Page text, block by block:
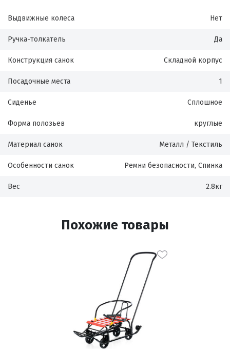
Выдвижные колеса Нет
Ручка-толкатель Да
Конструкция санок Складной корпус
Посадочные места 1
Сиденье Сплошное
Форма полозьев круглые
Материал санок Металл / Текстиль
Особенности санок Ремни безопасности, Спинка
Вес 2.8кг
Похожие товары